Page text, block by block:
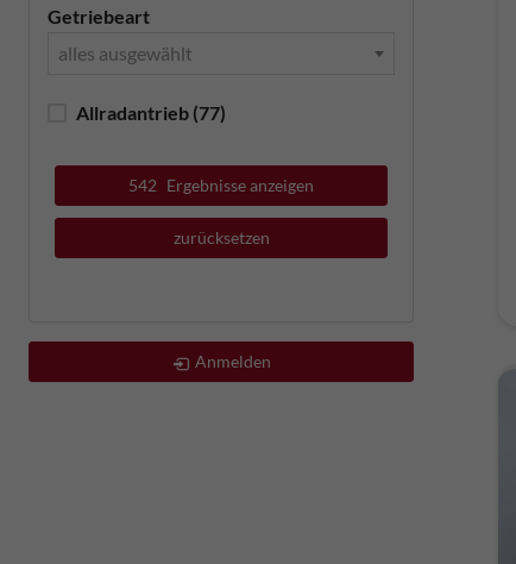
Getriebeart
alles ausgewählt
Allradantrieb (77)
542 Ergebnisse anzeigen
zurücksetzen
Anmelden